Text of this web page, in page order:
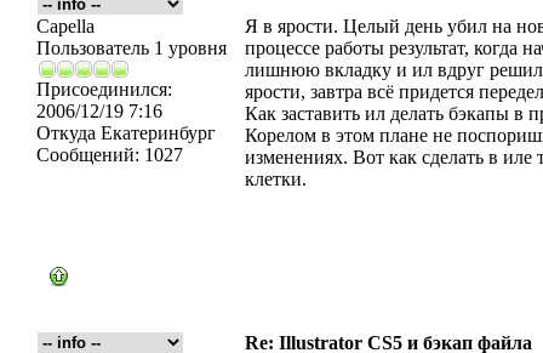
Capella
Пользователь 1 уровня
Присоединился:
2006/12/19 7:16
Откуда Екатеринбург
Сообщений: 1027
Я в ярости. Целый день убил на
процессе работы результат, когда
лишнюю вкладку и ил вдруг решил
ярости, завтра всё придется
Как заставить ил делать бэкапы в
Корелом в этом плане не
изменениях. Вот как сделать в
клетки.
Re: Illustrator CS5 и бэкап файла